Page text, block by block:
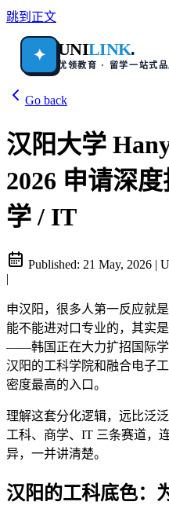
跳到正文
✦ UNILINK.
优领教育 · 留学一站式品
Go back
汉阳大学
2026 申请深
学 / IT
Published: 21 May, 2026 |
|
申汉阳，很多人第一反应就
能不能进对口专业的，其实
——韩国正在大力扩招国际学
汉阳的工科学院和融合电子
密度最高的入口。
理解这套分化逻辑，远比泛
工科、商学、IT 三条赛道，
异，一并讲清楚。
汉阳的工科底色：